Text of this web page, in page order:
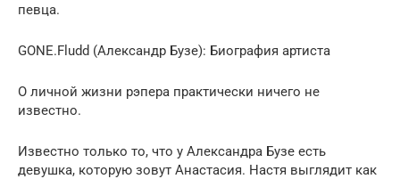
певца.
GONE.Fludd (Александр Бузе): Биография артиста
О личной жизни рэпера практически ничего не
известно.
Известно только то, что у Александра Бузе есть
девушка, которую зовут Анастасия. Настя выглядит как